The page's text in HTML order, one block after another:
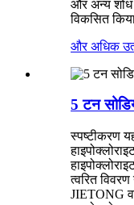
और अन्य शोध
विकसित
और अधिक
5 टन
स्पष्टीकरण
त्वरित
JIETONG